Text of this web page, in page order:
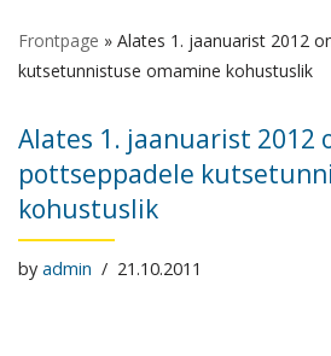
Frontpage » Alates 1. jaanuarist 2012
kutsetunnistuse omamine kohustuslik
Alates 1. jaanuarist 2012
pottseppadele
kohustuslik
by admin 21.10.2011